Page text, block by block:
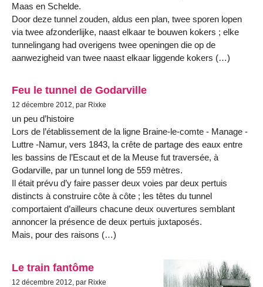
Maas en Schelde.
Door deze tunnel zouden, aldus een plan, twee sporen lopen
via twee afzonderlijke, naast elkaar te bouwen kokers ; elke
tunnelingang had overigens twee openingen die op de
aanwezigheid van twee naast elkaar liggende kokers (…)
Feu le tunnel de Godarville
12 décembre 2012, par Rixke
un peu d’histoire
Lors de l’établissement de la ligne Braine-le-comte - Manage -
Luttre -Namur, vers 1843, la crête de partage des eaux entre
les bassins de l’Escaut et de la Meuse fut traversée, à
Godarville, par un tunnel long de 559 mètres.
Il était prévu d’y faire passer deux voies par deux pertuis
distincts à construire côte à côte ; les têtes du tunnel
comportaient d’ailleurs chacune deux ouvertures semblant
annoncer la présence de deux pertuis juxtaposés.
Mais, pour des raisons (…)
Le train fantôme
12 décembre 2012, par Rixke